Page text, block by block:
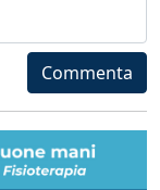
Commenta